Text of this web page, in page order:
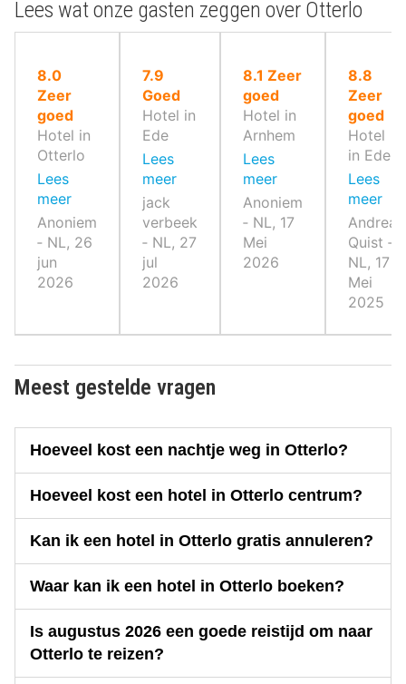
Lees wat onze gasten zeggen over Otterlo
8.0uit
10
,
Zeer
goed
Hotel in
Otterlo
Lees
meer
Anoniem
‐ NL, 26
jun
2026
7.9
10
,
Goed
Hotel in
Ede
Lees
meer
jack
verbeek
‐ NL, 27
jul
2026
8.1 uit
10
,
Zeer
goed
Hotel in
Arnhem
Lees
meer
Anoniem
‐ NL, 17
Mei
2026
8.8
10
,
Zeer
goed
Hotel
in Ede
Lees
meer
Andrea
Quist ‐
NL, 17
Mei
2025
Meest gestelde vragen
Hoeveel kost een nachtje weg in Otterlo?
Hoeveel kost een hotel in Otterlo centrum?
Kan ik een hotel in Otterlo gratis annuleren?
Waar kan ik een hotel in Otterlo boeken?
Is augustus 2026 een goede reistijd om naar
Otterlo te reizen?